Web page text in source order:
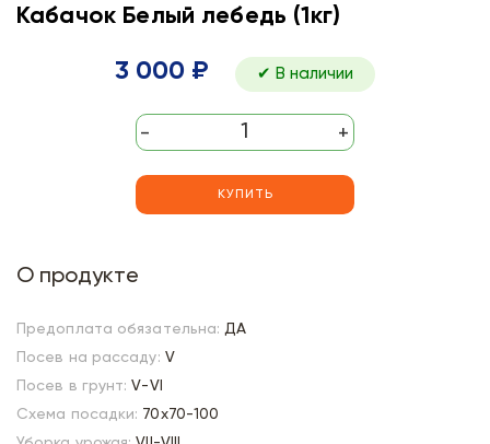
Кабачок Белый лебедь (1кг)
3 000 ₽ ✔ В наличии
- +
КУПИТЬ
О продукте
Предоплата обязательна: ДА
Посев на рассаду: V
Посев в грунт: V-VI
Схема посадки: 70х70-100